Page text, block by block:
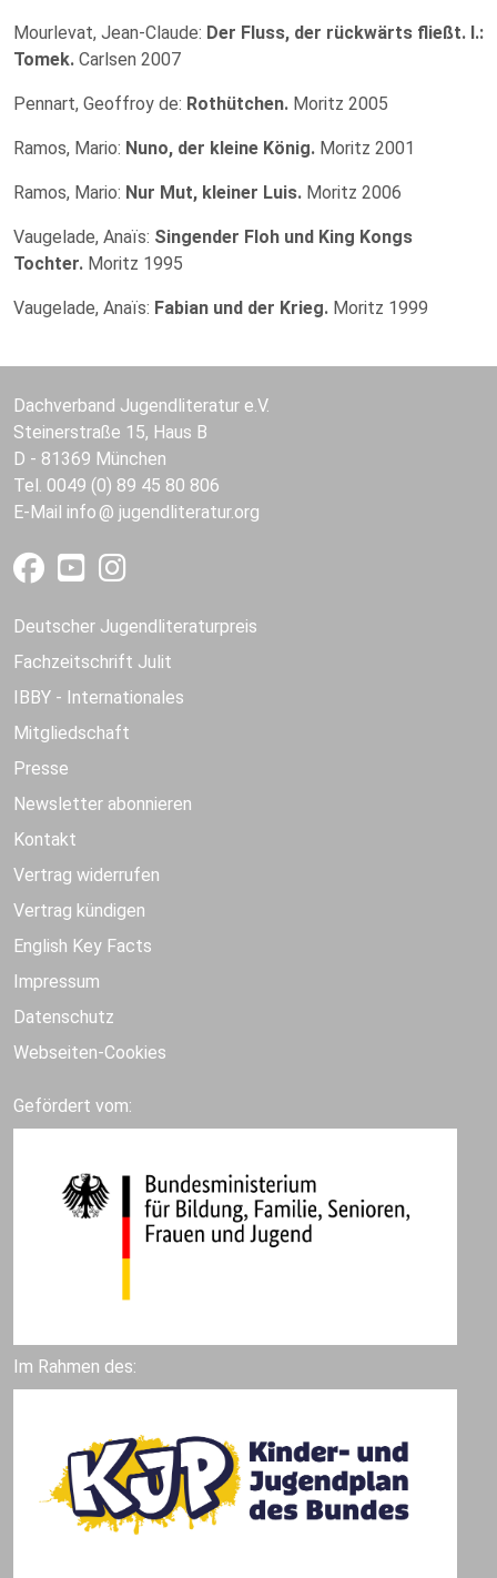
Mourlevat, Jean-Claude: Der Fluss, der rückwärts fließt. I.:
Tomek. Carlsen 2007
Pennart, Geoffroy de: Rothütchen. Moritz 2005
Ramos, Mario: Nuno, der kleine König. Moritz 2001
Ramos, Mario: Nur Mut, kleiner Luis. Moritz 2006
Vaugelade, Anaïs: Singender Floh und King Kongs
Tochter. Moritz 1995
Vaugelade, Anaïs: Fabian und der Krieg. Moritz 1999
Dachverband Jugendliteratur e.V.
Steinerstraße 15, Haus B
D - 81369 München
Tel. 0049 (0) 89 45 80 806
E-Mail info jugendliteratur.org
Deutscher Jugendliteraturpreis
Fachzeitschrift Julit
IBBY - Internationales
Mitgliedschaft
Presse
Newsletter abonnieren
Kontakt
Vertrag widerrufen
Vertrag kündigen
English Key Facts
Impressum
Datenschutz
Webseiten-Cookies
Gefördert vom:
Im Rahmen des: